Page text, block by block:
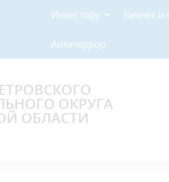
Инвестору Бизнес и
Антитеррор
ОКРУГА
ОБЛАСТИ